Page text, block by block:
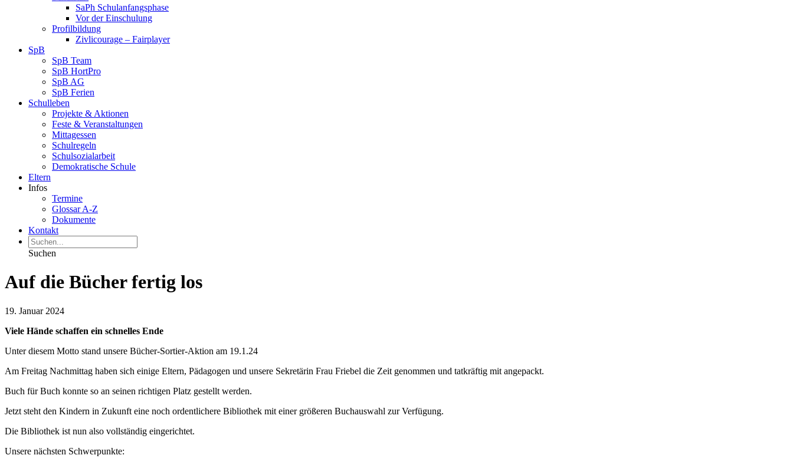
SaPh Schulanfangsphase
Vor der Einschulung
Profilbildung
Zivlicourage – Fairplayer
SpB
SpB Team
SpB HortPro
SpB AG
SpB Ferien
Schulleben
Projekte & Aktionen
Feste & Veranstaltungen
Mittagessen
Schulregeln
Schulsozialarbeit
Demokratische Schule
Eltern
Infos
Termine
Glossar A-Z
Dokumente
Kontakt
Suchen
Auf die Bücher fertig los
19. Januar 2024
Viele Hände schaffen ein schnelles Ende
Unter diesem Motto stand unsere Bücher-Sortier-Aktion am 19.1.24
Am Freitag Nachmittag haben sich einige Eltern, Pädagogen und unsere Sekretärin Frau Friebel die Zeit genommen und tatkräftig mit angepackt.
Buch für Buch konnte so an seinen richtigen Platz gestellt werden.
Jetzt steht den Kindern in Zukunft eine noch ordentlichere Bibliothek mit einer größeren Buchauswahl zur Verfügung.
Die Bibliothek ist nun also vollständig eingerichtet.
Unsere nächsten Schwerpunkte: